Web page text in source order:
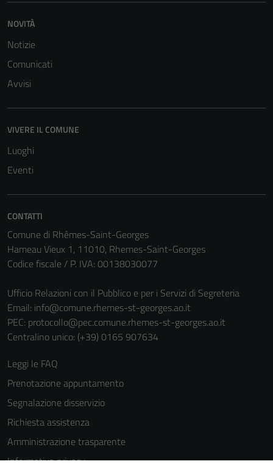
NOVITÀ
Notizie
Comunicati
Avvisi
VIVERE IL COMUNE
Luoghi
Eventi
CONTATTI
Comune di Rhêmes-Saint-Georges
Hameau Vieux 1, 11010, Rhemes-Saint-Georges
Codice fiscale / P. IVA: 00138030077
Ufficio Relazioni con il Pubblico e per i Servizi di Segreteria
Email: info@comune.rhemes-st-georges.ao.it
PEC: protocollo@pec.comune.rhemes-st-georges.ao.it
Centralino unico: (+39) 0165 907634
Leggi le FAQ
Prenotazione appuntamento
Segnalazione disservizio
Richiesta assistenza
Amministrazione trasparente
Informativa privacy